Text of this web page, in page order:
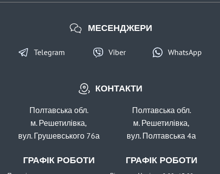
КОНТАКТИ
Полтавська обл.
м. Решетилівка,
вул. Грушевського 76а
ГРАФІК РОБОТИ
Полтавська обл.
м. Решетилівка,
вул. Полтавська 4а
ГРАФІК РОБОТИ
МЕСЕНДЖЕРИ
Telegram Viber WhatsApp